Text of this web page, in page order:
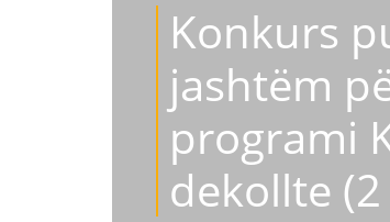
Konkurs
jashtëm
programi
dekollte